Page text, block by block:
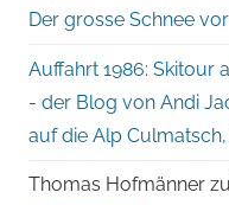
Der grosse Schnee
Auffahrt 1986: Skitour
- der Blog von Andi
auf die Alp Culmatsch,
Thomas Hofmänner zu